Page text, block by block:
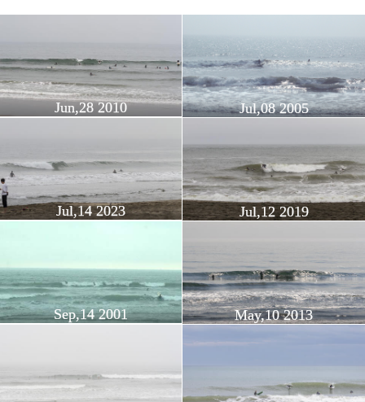
Jun,28 2010 Jul,08 2005
Jul,14 2023 Jul,12 2019
Sep,14 2001 May,10 2013